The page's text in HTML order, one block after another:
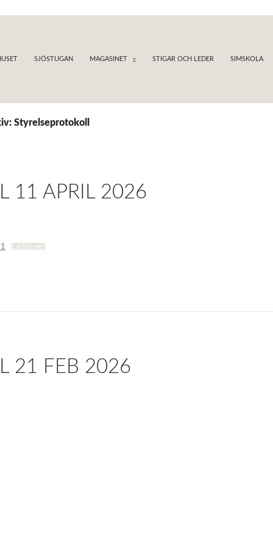
SJÖSTUGAN MAGASINET STIGAR OCH LEDER SIMSKOLA
Styrelseprotokoll
11 APRIL 2026
Ladda ner
21 FEB 2026